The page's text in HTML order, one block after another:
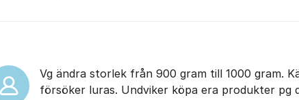
Vg ändra storlek från 900 gram till 1000 gram.
försöker luras. Undviker köpa era produkter pg